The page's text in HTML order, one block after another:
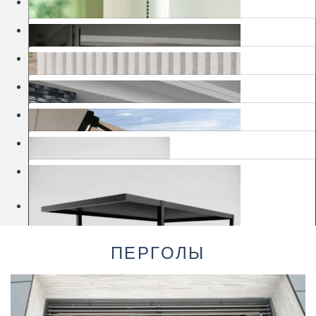
Kлассические роллеты
Автоматические рулонные шторы MOTIONBLINDS
Рамочные москитные сетки
Шторы с вертикальными полосами
Гаражные ворота
Маркизы
Перголы
Биоклиматические перголы
ПЕРГОЛЫ